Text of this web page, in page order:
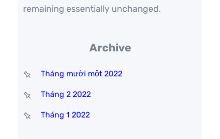
remaining essentially unchanged.
Archive
Tháng mười một 2022
Tháng 2 2022
Tháng 1 2022